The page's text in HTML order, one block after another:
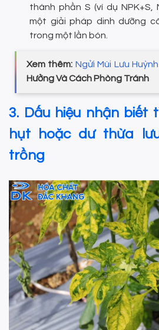
thành phần S (ví dụ NPK+S,
một giải pháp dinh dưỡng
trong một lần bón.
Xem thêm: Ngửi Mùi Lưu
Hưởng Và Cách Phòng Tránh
3. Dấu hiệu nhận biết
hụt hoặc dư thừa
trồng